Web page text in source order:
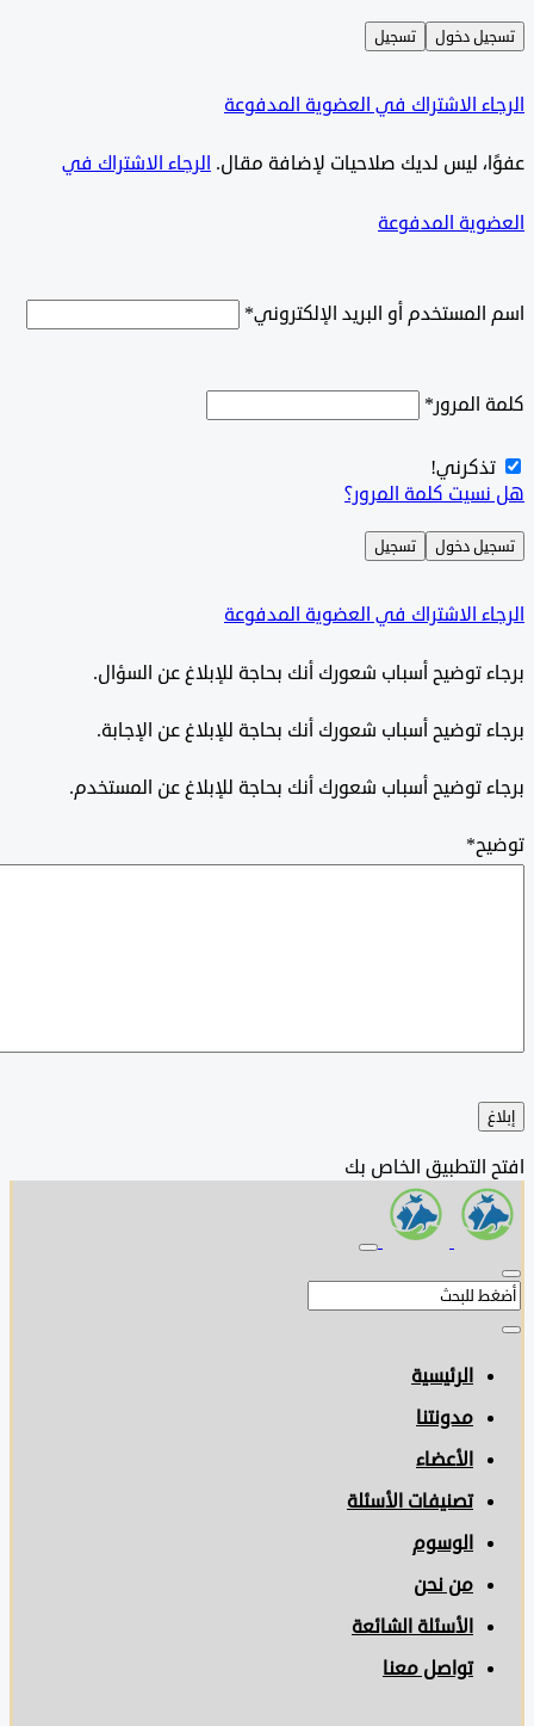
دخول تسجيل
الاشتراك في العضوية المدفوعة
ليس لديك صلاحيات لإضافة مقال.الرجاء الاشتراك في
المدفوعة
أو البريد الإلكتروني*
*
كلمة المرور؟
دخول تسجيل
الاشتراك في العضوية المدفوعة
توضيح أسباب شعورك أنك بحاجة للإبلاغ عن السؤال.
توضيح أسباب شعورك أنك بحاجة للإبلاغ عن الإجابة.
توضيح أسباب شعورك أنك بحاجة للإبلاغ عن المستخدم.
*
التطبيق الخاص بك
الرئيسية
مدونتنا
الأعضاء
تصنيفات الأسئلة
الوسوم
من نحن
الأسئلة الشائعة
تواصل معنا